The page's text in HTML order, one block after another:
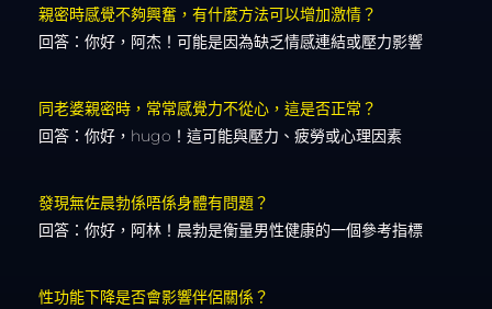
親密時感覺不夠興奮，有什麼方法可以增加激情？
回答：你好，阿杰！可能是因為缺乏情感連結或壓力影響
同老婆親密時，常常感覺力不從心，這是否正常？
回答：你好，hugo！這可能與壓力、疲勞或心理因素
發現無佐晨勃係唔係身體有問題？
回答：你好，阿林！晨勃是衡量男性健康的一個參考指標
性功能下降是否會影響伴侶關係？